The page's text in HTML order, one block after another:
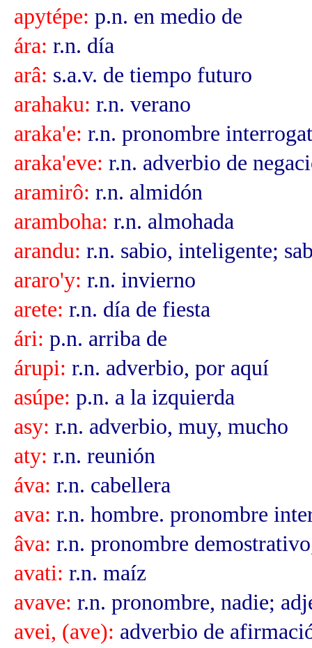
apytépe: p.n. en medio de
ára: r.n. día
arâ: s.a.v. de tiempo futuro
arahaku: r.n. verano
araka'e: r.n. pronombre
araka'eve: r.n. adverbio de
aramirô: r.n. almidón
aramboha: r.n. almohada
arandu: r.n. sabio, inteligente;
araro'y: r.n. invierno
arete: r.n. día de fiesta
ári: p.n. arriba de
árupi: r.n. adverbio, por aquí
asúpe: p.n. a la izquierda
asy: r.n. adverbio, muy, mucho
aty: r.n. reunión
áva: r.n. cabellera
ava: r.n. hombre. pronombre
âva: r.n. pronombre
avati: r.n. maíz
avave: r.n. pronombre, nadie;
avei, (ave): adverbio de